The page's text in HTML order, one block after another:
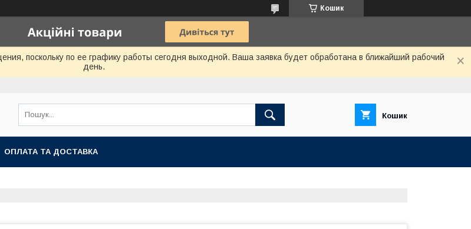
Кошик
поскольку по ее графику работы сегодня выходной. Ваша заявка будет обработана в ближайший рабочий
день.
Кошик
ОПЛАТА ТА ДОСТАВКА